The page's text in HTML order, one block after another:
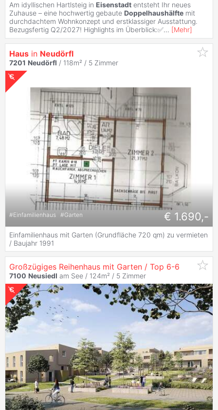
Am idyllischen Hartlsteig in Eisenstadt entsteht Ihr neues
Zuhause – eine hochwertig gebaute Doppelhaushälfte mit
durchdachtem Wohnkonzept und erstklassiger Ausstattung.
Bezugsfertig Q2/2027! Highlights im Überblick:✅... [Mehr]
Haus in Neudörfl
7201 Neudörfl / 118m² / 5 Zimmer
#Einfamilienhaus #Garten € 1.690,-
Einfamilienhaus mit Garten (Grundfläche 720 qm) zu vermieten
/ Baujahr 1991
Großzügiges Reihenhaus mit Garten / Top 6-6
7100 Neusiedl am See / 124m² / 5 Zimmer